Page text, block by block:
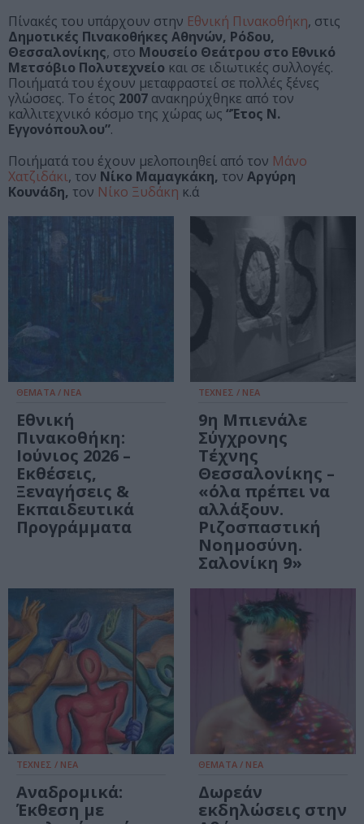
Πίνακές του υπάρχουν στην Εθνική Πινακοθήκη, στις
Δημοτικές Πινακοθήκες Αθηνών, Ρόδου,
Θεσσαλονίκης, στο Μουσείο Θεάτρου στο Εθνικό
Μετσόβιο Πολυτεχνείο και σε ιδιωτικές συλλογές.
Ποιήματά του έχουν μεταφραστεί σε πολλές ξένες
γλώσσες. Το έτος 2007 ανακηρύχθηκε από τον
καλλιτεχνικό κόσμο της χώρας ως “Έτος Ν.
Εγγονόπουλου”.
Ποιήματά του έχουν μελοποιηθεί από τον Μάνο
Χατζιδάκι, τον Νίκο Μαμαγκάκη, τον Αργύρη
Κουνάδη, τον Νίκο Ξυδάκη κ.ά
ΘΕΜΑΤΑ / ΝΕΑ
Εθνική
Πινακοθήκη:
Ιούνιος 2026 –
Εκθέσεις,
Ξεναγήσεις &
Εκπαιδευτικά
Προγράμματα
ΤΕΧΝΕΣ / ΝΕΑ
9η Μπιενάλε
Σύγχρονης
Τέχνης
Θεσσαλονίκης –
«όλα πρέπει να
αλλάξουν.
Ριζοσπαστική
Νοημοσύνη.
Σαλονίκη 9»
ΤΕΧΝΕΣ / ΝΕΑ
Αναδρομικά:
Έκθεση με
ΘΕΜΑΤΑ / ΝΕΑ
Δωρεάν
εκδηλώσεις στην